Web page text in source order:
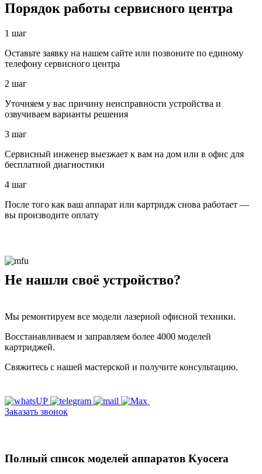
Порядок работы сервисного центра
1 шаг
Оставьте заявку на нашем сайте или позвоните по единому
телефону сервисного центра
2 шаг
Уточняем у вас причину неисправности устройства и
озвучиваем варианты решения
3 шаг
Сервисный инженер выезжает к вам на дом или в офис для
бесплатной диагностики
4 шаг
После того как ваш аппарат или картридж снова работает —
вы производите оплату
Не нашли своё устройство?
Мы ремонтируем все модели лазерной офисной техники.
Восстанавливаем и заправляем более 4000 моделей
картриджей.
Свяжитесь с нашей мастерской и получите консультацию.
Заказать звонок
Полный список моделей аппаратов Kyocera